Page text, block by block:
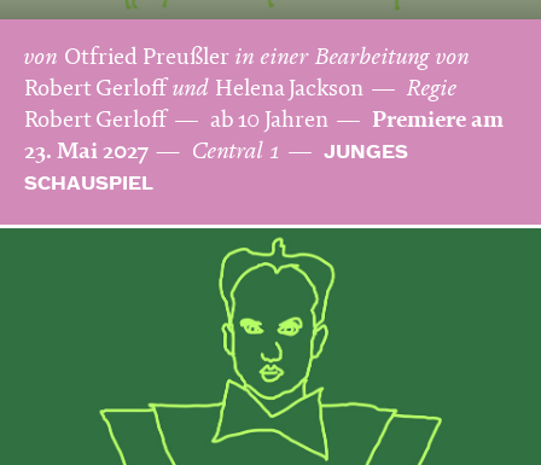
von Otfried Preußler in einer Bearbeitung von
Robert Gerloff und Helena Jackson
Regie
Robert Gerloff
ab 10 Jahren
Premiere am
23. Mai 2027
Central 1
JUNGES
SCHAUSPIEL